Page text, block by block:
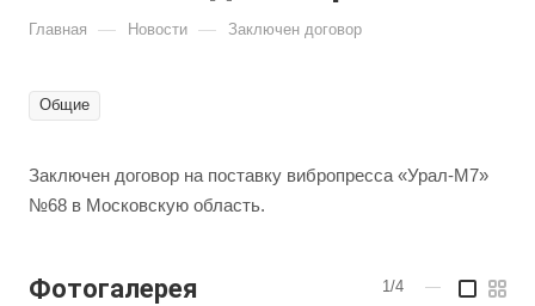
Главная — Новости — Заключен договор
Общие
Заключен договор на поставку вибропресса «Урал-М7»
№68 в Московскую область.
Фотогалерея 1/4 —